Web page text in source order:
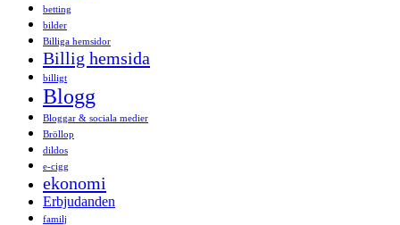
betting
bilder
Billiga hemsidor
Billig hemsida
billigt
Blogg
Bloggar & sociala medier
Bröllop
dildos
e-cigg
ekonomi
Erbjudanden
familj